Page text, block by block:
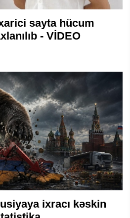
sayta hücum
- VİDEO
ixracı kəskin